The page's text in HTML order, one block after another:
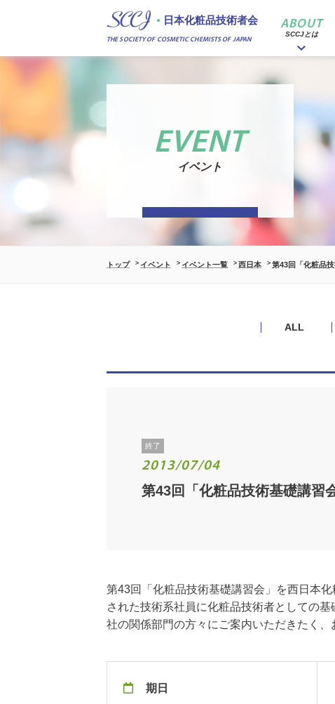
日本化粧品技術者会
THE SOCIETY OF COSMETIC CHEMISTS OF JAPAN
ABOUT
SCCJとは
EVENT
イベント
トップ イベント イベント一覧 西日本 第43回「化粧品
ALL
終了
2013/07/04
第43回「化粧品技術基礎講習
第43回「化粧品技術基礎講習会」を西日本
された技術系社員に化粧品技術者としての
社の関係部門の方々にご案内いただきたく、
期日